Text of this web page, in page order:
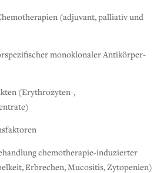
(adjuvant, palliativ und
monoklonaler Antikörper-
(Erythrozyten-,
chemotherapie-induzierter
Erbrechen, Mucositis, Zytopenien)